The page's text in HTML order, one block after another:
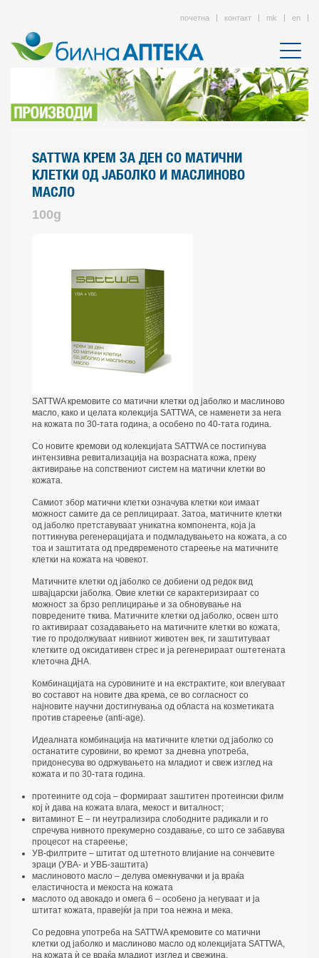
почетна контакт mk en
SATTWA КРЕМ ЗА ДЕН СО МАТИЧНИ
КЛЕТКИ ОД ЈАБОЛКО И МАСЛИНОВО
МАСЛО
100g
SATTWA кремовите со матични клетки од јаболко и маслиново
масло, како и целата колекција SATTWA, се наменети за нега
на кожата по 30-тата година, а особено по 40-тата година.
Со новите кремови од колекцијата SATTWA се постигнува
интензивна ревитализација на возрасната кожа, преку
активирање на сопствениот систем на матични клетки во
кожата.
Самиот збор матични клетки означува клетки кои имаат
можност самите да се реплицираат. Затоа, матичните клетки
од јаболко претставуваат уникатна компонента, која ја
поттикнува регенерацијата и подмладувањето на кожата, а со
тоа и заштитата од предвременото стареење на матичните
клетки на кожата на човекот.
Матичните клетки од јаболко се добиени од редок вид
швајцарски јаболка. Овие клетки се карактеризираат со
можност за брзо реплицирање и за обновување на
повредените ткива. Матичните клетки од јаболко, освен што
го активираат созадавањето на матичните клетки во кожата,
тие го продолжуваат нивниот животен век, ги заштитуваат
клетките од оксидативен стрес и ја регенерираат оштетената
клеточна ДНА.
Комбинацијата на суровините и на екстрактите, кои влегуваат
во составот на новите два крема, се во согласност со
најновите научни достигнувања од областа на козметиката
против стареење (anti-age).
Идеалната комбинација на матичните клетки од јаболко со
останатите суровини, во кремот за дневна употреба,
придонесува во одржувањето на младиот и свеж изглед на
кожата и по 30-тата година.
протеините од соја – формираат заштитен протеински филм
кој ѝ дава на кожата влага, мекост и виталност;
витаминот Е – ги неутрализира слободните радикали и го
спречува нивното прекумерно создавање, со што се забавува
процесот на стареење;
УВ-филтрите – штитат од штетното влијание на сончевите
зраци (УВА- и УВБ-заштита)
маслиновото масло – делува омекнувачки и ја враќа
еластичноста и мекоста на кожата
маслото од авокадо и омега 6 – особено ја негуваат и ја
штитат кожата, правејќи ја при тоа нежна и мека.
Со редовна употреба на SATTWA кремовите со матични
клетки од јаболко и маслиново масло од колекцијата SATTWA,
на кожата ѝ се враќа младиот изглед и свежина.